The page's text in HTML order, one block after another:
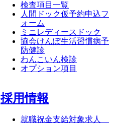
検査項目一覧
人間ドック仮予約申込フ
ォーム
ミニレディースドック
協会けんぽ生活習慣病予
防健診
わんこいん検診
オプション項目
採⽤情報
就職祝金支給対象求人